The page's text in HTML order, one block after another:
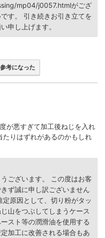
mp04/j0057.htmlがござ
す。 引き続きお引き立てを
申し上げます。
参考になった
が悪すぎて加工後ねじを入れ
りはずれがあるのかもしれ
ございます。 この度はお客
ず誠に申し訳ございません
原因として、切り粉がタッ
山をつぶしてしまうケース
スト等の潤滑油を使用する
加工に改善される場合もあ